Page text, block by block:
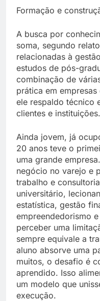
Formação e
A busca por
soma, segundo
relacionadas à
estudos de pós-
combinação de
prática em
ele respaldo técnico
clientes e instituições.
Ainda jovem, já
20 anos teve o
uma grande
negócio no varejo e
trabalho e
universitário,
estatística, gestão
empreendedorismo
perceber uma
sempre equivale a
aluno absorve uma
muitos, o desafio é
aprendido. Isso
um modelo que
execução.